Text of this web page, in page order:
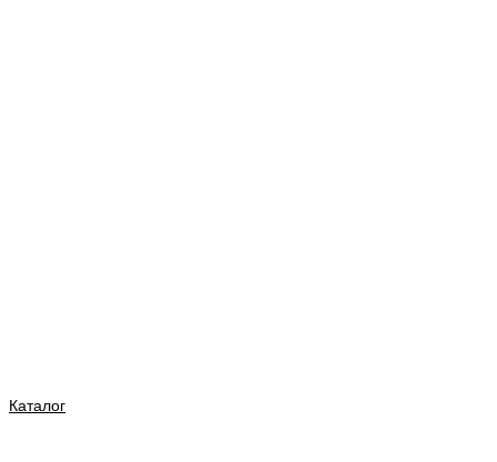
Каталог